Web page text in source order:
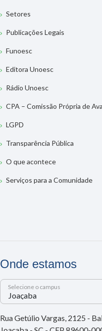
Setores
Publicações Legais
Funoesc
Editora Unoesc
Rádio Unoesc
CPA – Comissão Própria de
LGPD
Transparência Pública
O que acontece
Serviços para a Comunidade
Onde estamos
Selecione o campus
Rua Getúlio Vargas, 2125 -